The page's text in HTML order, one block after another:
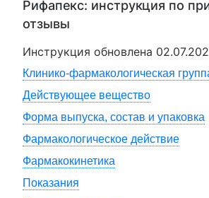
Рифапекс: инструкция по
отзывы
Инструкция обновлена
Клинико-фармакологическая
Действующее вещество
Форма выпуска, состав и упаковка
Фармакологическое действие
Фармакокинетика
Показания